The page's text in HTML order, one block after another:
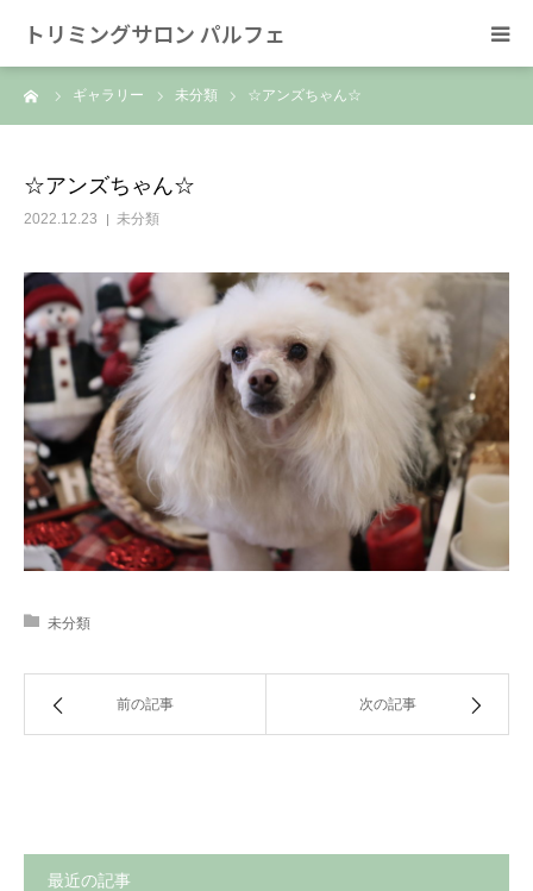
トリミングサロン パルフェ
ギャラリー 未分類 ☆アンズちゃん☆
☆アンズちゃん☆
2022.12.23 未分類
未分類
前の記事 次の記事
最近の記事
HOME
スタッフ
SNS/リンク